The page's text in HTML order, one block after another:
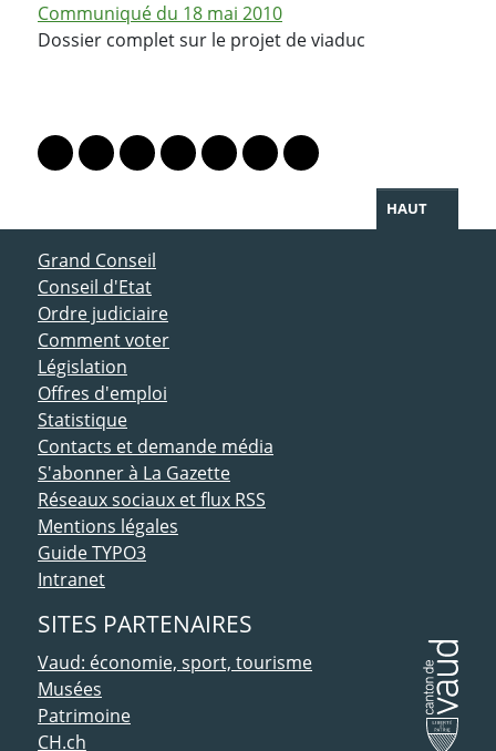
Communiqué du 18 mai 2010
Dossier complet sur le projet de viaduc
Lien vers le profil Mastodon
Lien vers le profil Bluesky
Lien vers le profil Instagram
Lien vers le profil Linkedin
Lien vers le profil Facebook
Lien vers le profil Twitter
Partager par WhatsApp
HAUT
ACCÈS DIRECT
Grand Conseil
Conseil d'Etat
Ordre judiciaire
Comment voter
Législation
Offres d'emploi
Statistique
Contacts et demande média
S'abonner à La Gazette
Réseaux sociaux et flux RSS
Mentions légales
Guide TYPO3
Intranet
SITES PARTENAIRES
Vaud: économie, sport, tourisme
Musées
Patrimoine
CH.ch